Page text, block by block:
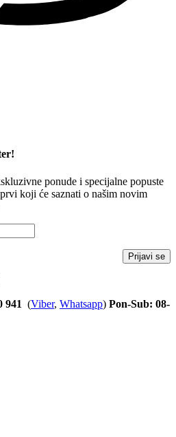
ponude i specijalne popuste
koji će saznati o našim novim
941 (Viber, Whatsapp) Pon-Sub: 08-